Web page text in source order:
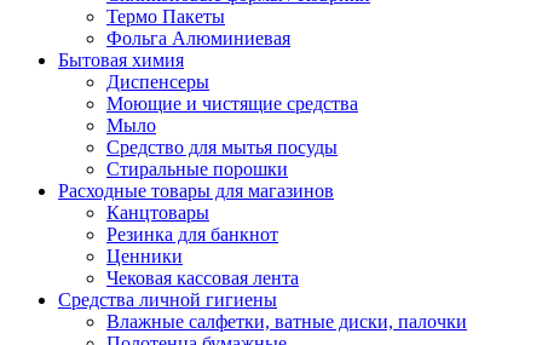
Термо Пакеты
Фольга Алюминиевая
Бытовая химия
Диспенсеры
Моющие и чистящие средства
Мыло
Средство для мытья посуды
Стиральные порошки
Расходные товары для магазинов
Канцтовары
Резинка для банкнот
Ценники
Чековая кассовая лента
Средства личной гигиены
Влажные салфетки, ватные диски, палочки